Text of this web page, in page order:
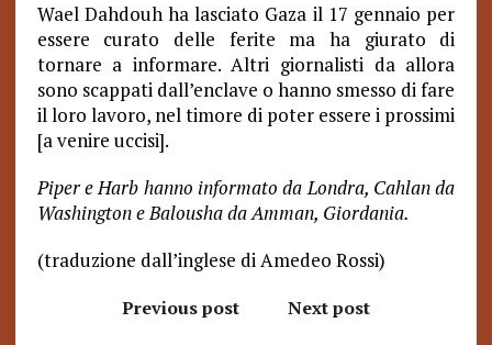
Wael Dahdouh ha lasciato Gaza il 17 gennaio per
essere curato delle ferite ma ha giurato di
tornare a informare. Altri giornalisti da allora
sono scappati dall’enclave o hanno smesso di fare
il loro lavoro, nel timore di poter essere i prossimi
[a venire uccisi].
Piper e Harb hanno informato da Londra, Cahlan da
Washington e Balousha da Amman, Giordania.
(traduzione dall’inglese di Amedeo Rossi)
Previous post Next post